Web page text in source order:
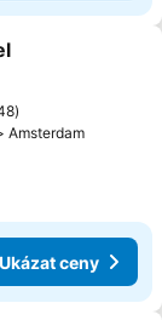
oblíbených
Amsterdam
Ukázat ceny